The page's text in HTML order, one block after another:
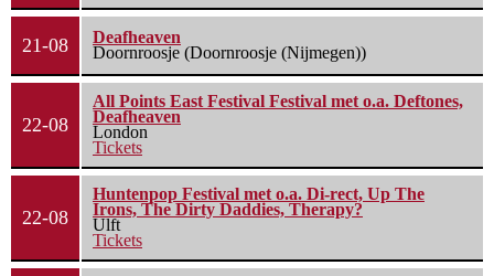
21-08
Deafheaven
Doornroosje (Doornroosje (Nijmegen))
22-08
All Points East Festival Festival met o.a. Deftones,
Deafheaven
London
Tickets
22-08
Huntenpop Festival met o.a. Di-rect, Up The
Irons, The Dirty Daddies, Therapy?
Ulft
Tickets